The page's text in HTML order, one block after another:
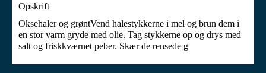
Opskrift
Oksehaler og grøntVend halestykkerne i mel og brun dem i
en stor varm gryde med olie. Tag stykkerne op og drys med
salt og friskkværnet peber. Skær de rensede g